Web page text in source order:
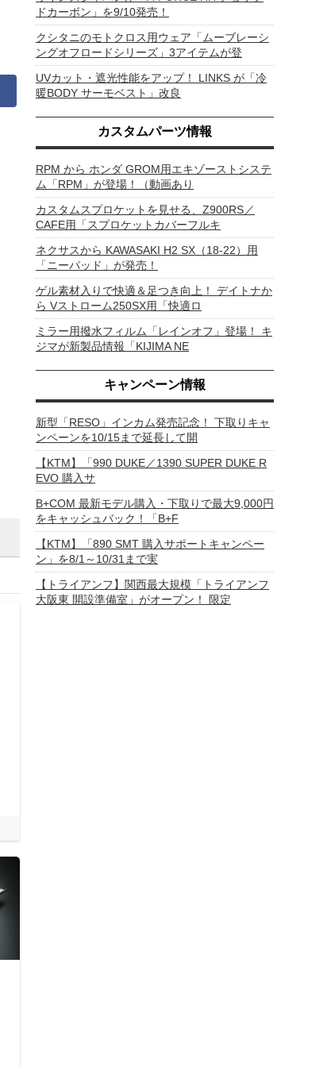
ドカーボン」を9/10発売！
クシタニのモトクロス用ウェア「ムーブレーシ
ングオフロードシリーズ」3アイテムが登
UVカット・遮光性能をアップ！ LINKS が「冷
暖BODY サーモベスト」改良
カスタムパーツ情報
RPM から ホンダ GROM用エキゾーストシステ
ム「RPM」が登場！（動画あり
カスタムスプロケットを見せる、Z900RS／
CAFE用「スプロケットカバーフルキ
ネクサスから KAWASAKI H2 SX（18-22）用
「ニーパッド」が発売！
ゲル素材入りで快適＆足つき向上！ デイトナか
ら Vストローム250SX用「快適ロ
ミラー用撥水フィルム「レインオフ」登場！ キ
ジマが新製品情報「KIJIMA NE
キャンペーン情報
新型「RESO」インカム発売記念！ 下取りキャ
ンペーンを10/15まで延長して開
【KTM】「990 DUKE／1390 SUPER DUKE R
EVO 購入サ
B+COM 最新モデル購入・下取りで最大9,000円
をキャッシュバック！「B+F
【KTM】「890 SMT 購入サポートキャンペー
ン」を8/1～10/31まで実
【トライアンフ】関西最大規模「トライアンフ
大阪東 開設準備室」がオープン！ 限定